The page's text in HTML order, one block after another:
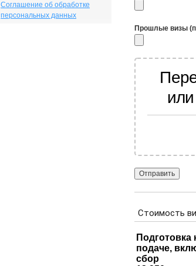
Прошлые визы
Соглашение об обработке
персональных данных